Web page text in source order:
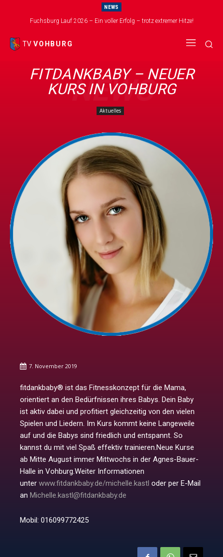
NEWS
Fuchsburg Lauf 2026 – Ein voller Erfolg – trotz extremer Hitze!
TV VOHBURG
NEWS
FITDANKBABY – NEUER
KURS IN VOHBURG
Aktuelles
7. November 2019
fitdankbaby® ist das Fitnesskonzept für die Mama,
orientiert an den Bedürfnissen ihres Babys. Dein Baby
ist aktiv dabei und profitiert gleichzeitig von den vielen
Spielen und Liedern. Im Kurs kommt keine Langeweile
auf und die Babys sind friedlich und entspannt. So
kannst du mit viel Spaß effektiv trainieren.Neue Kurse
ab Mitte August immer Mittwochs in der Agnes-Bauer-
Halle in Vohburg.Weiter Informationen
unter www.fitdankbaby.de/michelle.kastl oder per E-Mail
an Michelle.kastl@fitdankbaby.de
Mobil: 016099772425